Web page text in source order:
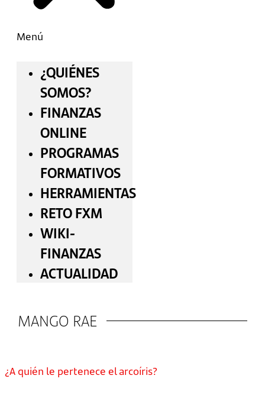
Menú
¿QUIÉNES
SOMOS?
FINANZAS
ONLINE
PROGRAMAS
FORMATIVOS
HERRAMIENTAS
RETO FXM
WIKI-
FINANZAS
ACTUALIDAD
MANGO RAE
¿A quién le pertenece el arcoíris?